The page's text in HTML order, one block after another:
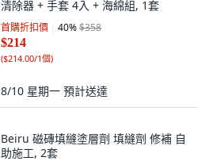
清除器 + 手套 4入 + 海綿組, 1套
首購折扣價 40%$358
$214
($214.00/1個)
8/10 星期一 預計送達
Beiru 磁磚填縫塗層劑 填縫劑 修補 自
助施工, 2套